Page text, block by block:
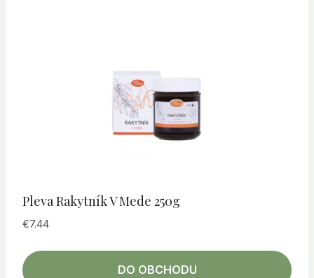
Pleva Rakytník V Mede 250g
€7.44
DO OBCHODU